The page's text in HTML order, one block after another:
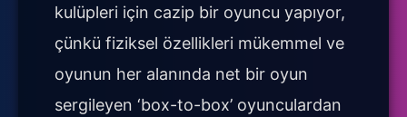
kulüpleri için cazip bir oyuncu yapıyor,
çünkü fiziksel özellikleri mükemmel ve
oyunun her alanında net bir oyun
sergileyen ‘box-to-box’ oyunculardan